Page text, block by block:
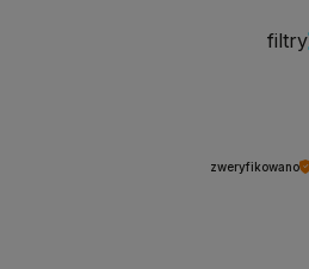
filtry
zweryfikowano